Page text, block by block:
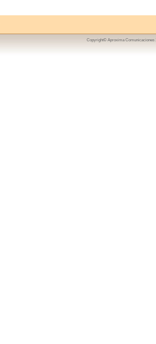
Copyright© Aproxima Comunicaciones